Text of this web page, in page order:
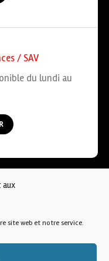
aux
site web et notre service.
/ SAV
du lundi au
LÉGALES